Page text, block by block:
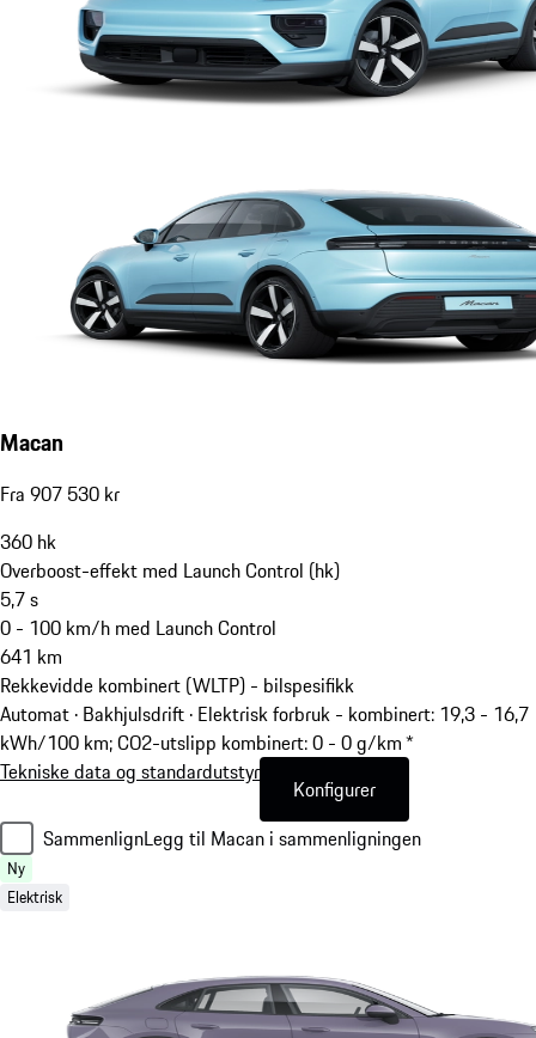
Macan
Fra 907 530 kr
360 hk
Overboost-effekt med Launch Control (hk)
5,7s
0 - 100 km/h med Launch Control
641 km
Rekkevidde kombinert (WLTP) - bilspesifikk
Automat · Bakhjulsdrift · Elektrisk forbruk - kombinert: 19,3 - 16,7
kWh/100 km; CO2-utslipp kombinert: 0 - 0 g/km *
Tekniske data og standardutstyr
Konfigurer
SammenlignLegg til Macan i sammenligningen
Ny
Elektrisk